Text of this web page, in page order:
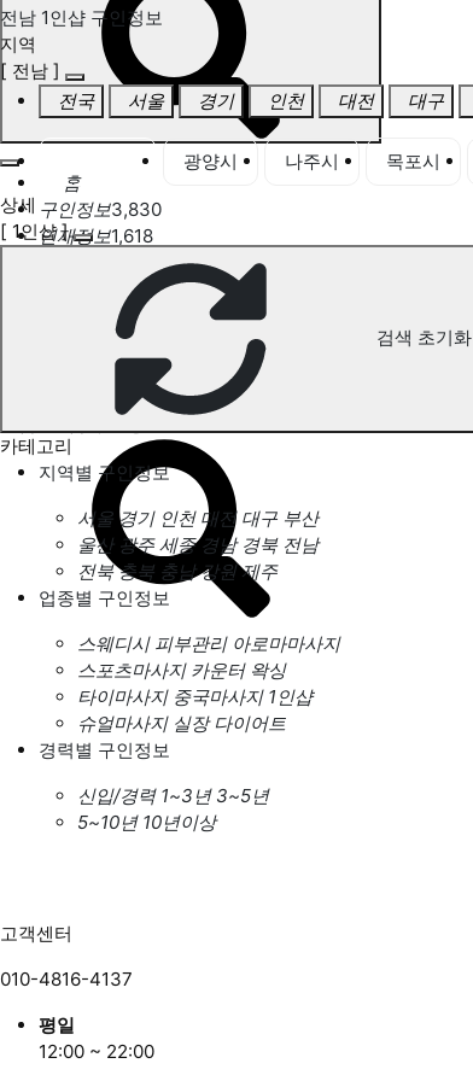
홈
구인정보3,830
인재정보1,618
고객센터
전국업체정보 마사지가이드
업체 서비스 관리
개인 서비스 관리
전남 1인샵 구인정보
지역
[ 전남 ]
전국
서울 경기 인천 대전 대구
광양시 나주시 목포시
상세
[ 1인샵 ]
검색 초기화
카테고리
지역별 구인정보
서울 경기 인천 대전 대구 부산
울산 광주 세종 경남 경북 전남
전북 충북 충남 강원 제주
업종별 구인정보
스웨디시 피부관리 아로마마사지
스포츠마사지 카운터 왁싱
타이마사지 중국마사지 1인샵
슈얼마사지 실장 다이어트
경력별 구인정보
신입/경력 1~3년 3~5년
5~10년 10년이상
고객센터
010-4816-4137
평일
12:00 ~ 22:00